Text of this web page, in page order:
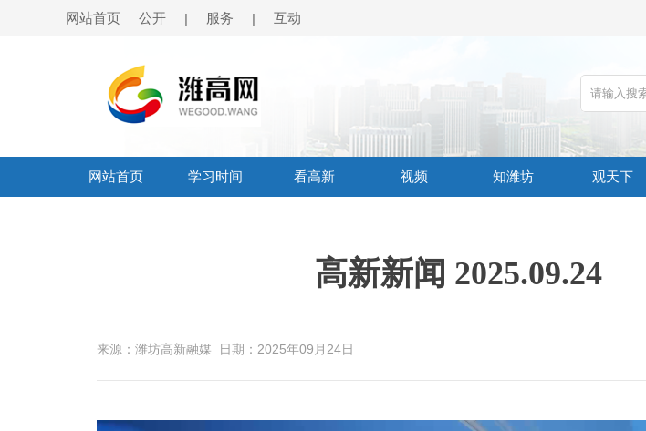
网站首页 公开 | 服务 | 互动
网站首页 学习时间 看高新 视频 知潍坊 观天下
高新新闻 2025.09.24
来源：潍坊高新融媒 日期：2025年09月24日